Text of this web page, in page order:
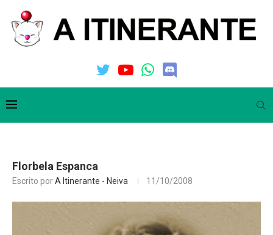
Florbela Espanca
Escrito porA Itinerante - Neiva 11/10/2008